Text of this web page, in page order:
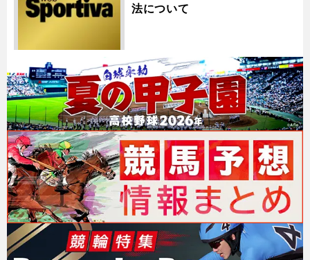
法について